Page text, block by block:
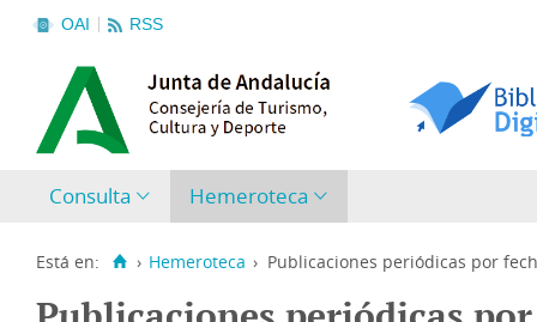
OAI RSS
Consulta Hemeroteca
Está en: › Hemeroteca › Publicaciones periódicas por